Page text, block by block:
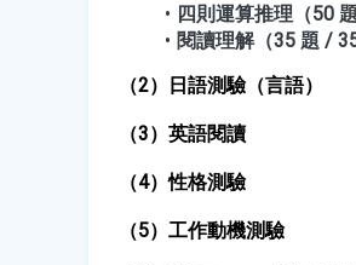
四則運算推理（50
閱讀理解（35 題 /
（2）日語測驗（言語）
（3）英語閱讀
（4）性格測驗
（5）工作動機測驗